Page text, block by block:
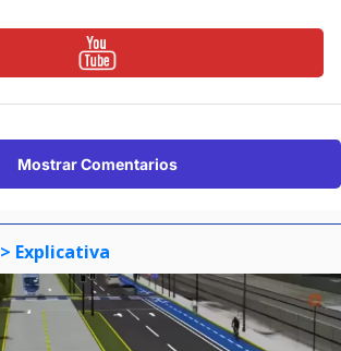
Mostrar Comentarios
> Explicativa